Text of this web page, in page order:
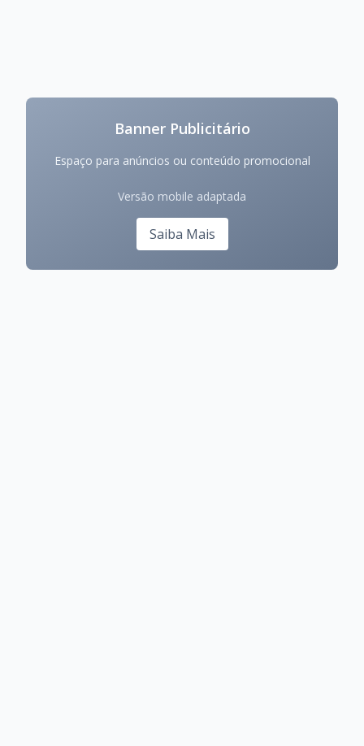
Banner Publicitário
Espaço para anúncios ou conteúdo promocional
Versão mobile adaptada
Saiba Mais